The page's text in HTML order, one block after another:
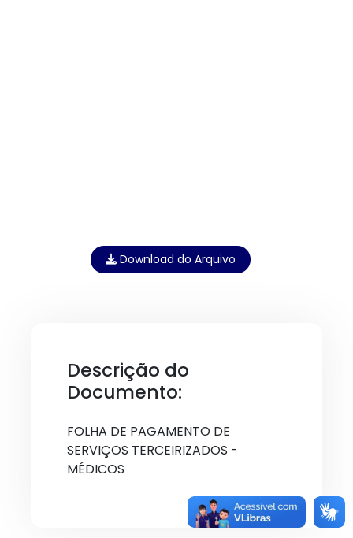
Download do Arquivo
Descrição do
Documento:
FOLHA DE PAGAMENTO DE
SERVIÇOS TERCEIRIZADOS -
MÉDICOS